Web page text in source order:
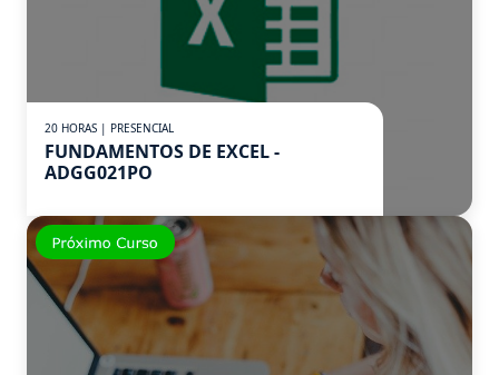
20 HORAS | PRESENCIAL
FUNDAMENTOS DE EXCEL -
ADGG021PO